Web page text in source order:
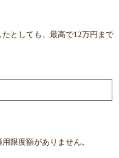
としても、最高で12万円まで
限度額がありません。